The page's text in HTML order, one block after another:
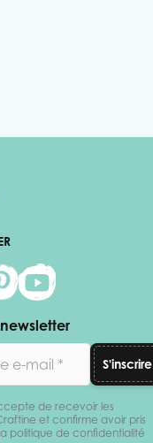
S'inscrire
de recevoir les
et confirme avoir pris
politique de confidentialité